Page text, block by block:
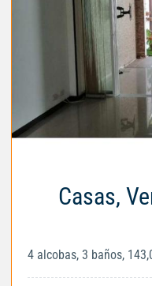
Casas,
4 alcobas, 3 baños,